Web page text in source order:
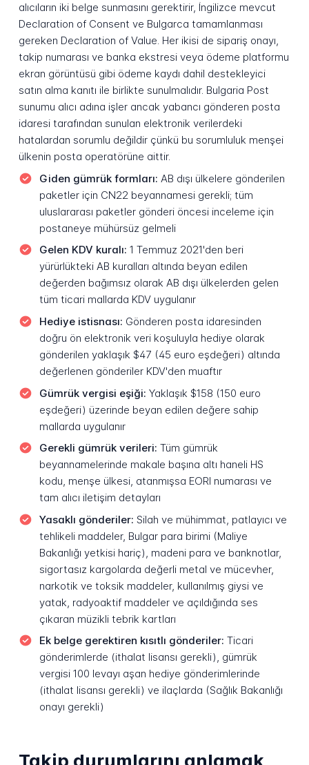
alıcıların iki belge sunmasını gerektirir, İngilizce mevcut
Declaration of Consent ve Bulgarca tamamlanması
gereken Declaration of Value. Her ikisi de sipariş onayı,
takip numarası ve banka ekstresi veya ödeme platformu
ekran görüntüsü gibi ödeme kaydı dahil destekleyici
satın alma kanıtı ile birlikte sunulmalıdır. Bulgaria Post
sunumu alıcı adına işler ancak yabancı gönderen posta
idaresi tarafından sunulan elektronik verilerdeki
hatalardan sorumlu değildir çünkü bu sorumluluk menşei
ülkenin posta operatörüne aittir.
Giden gümrük formları: AB dışı ülkelere gönderilen
paketler için CN22 beyannamesi gerekli; tüm
uluslararası paketler gönderi öncesi inceleme için
postaneye mühürsüz gelmeli
Gelen KDV kuralı: 1 Temmuz 2021'den beri
yürürlükteki AB kuralları altında beyan edilen
değerden bağımsız olarak AB dışı ülkelerden gelen
tüm ticari mallarda KDV uygulanır
Hediye istisnası: Gönderen posta idaresinden
doğru ön elektronik veri koşuluyla hediye olarak
gönderilen yaklaşık $47 (45 euro eşdeğeri) altında
değerlenen gönderiler KDV'den muaftır
Gümrük vergisi eşiği: Yaklaşık $158 (150 euro
eşdeğeri) üzerinde beyan edilen değere sahip
mallarda uygulanır
Gerekli gümrük verileri: Tüm gümrük
beyannamelerinde makale başına altı haneli HS
kodu, menşe ülkesi, atanmışsa EORI numarası ve
tam alıcı iletişim detayları
Yasaklı gönderiler: Silah ve mühimmat, patlayıcı ve
tehlikeli maddeler, Bulgar para birimi (Maliye
Bakanlığı yetkisi hariç), madeni para ve banknotlar,
sigortasız kargolarda değerli metal ve mücevher,
narkotik ve toksik maddeler, kullanılmış giysi ve
yatak, radyoaktif maddeler ve açıldığında ses
çıkaran müzikli tebrik kartları
Ek belge gerektiren kısıtlı gönderiler: Ticari
gönderimlerde (ithalat lisansı gerekli), gümrük
vergisi 100 levayı aşan hediye gönderimlerinde
(ithalat lisansı gerekli) ve ilaçlarda (Sağlık Bakanlığı
onayı gerekli)
Takip durumlarını anlamak